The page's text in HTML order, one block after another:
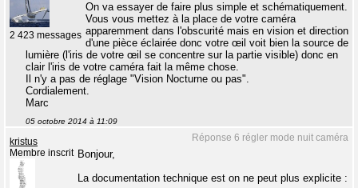
2 423 messages
On va essayer de faire plus simple et schématiquement.
Vous vous mettez à la place de votre caméra
apparemment dans l'obscurité mais en vision et direction
d'une pièce éclairée donc votre œil voit bien la source de
lumière (l'iris de votre œil se concentre sur la partie visible) donc en
clair l'iris de votre caméra fait la même chose.
Il n'y a pas de réglage "Vision Nocturne ou pas".
Cordialement.
Marc
05 octobre 2014 à 11:09
Réponse 6 régler mode nuit caméra
kristus
Membre inscrit Bonjour,
La documentation technique est on ne peut plus explicite :